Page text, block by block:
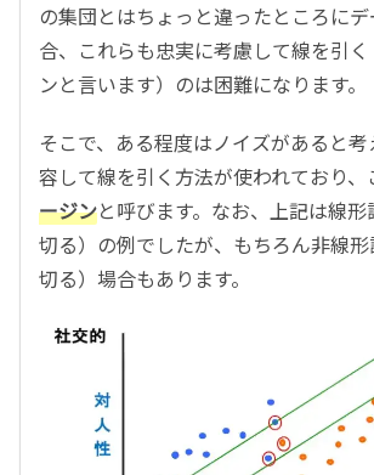
の集団とはちょっと違ったところに
合、これらも忠実に考慮して線を引
ンと言います）のは困難になります。
そこで、ある程度はノイズがあると
容して線を引く方法が使われており、
ージンと呼びます。なお、上記は線
切る）の例でしたが、もちろん非線
切る）場合もあります。